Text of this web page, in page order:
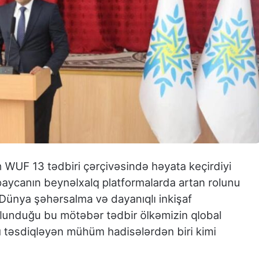
13 tədbiri çərçivəsində həyata keçirdiyi
beynəlxalq platformalarda artan rolunu
şəhərsalma və dayanıqlı inkişaf
bu mötəbər tədbir ölkəmizin qlobal
təsdiqləyən mühüm hadisələrdən biri kimi